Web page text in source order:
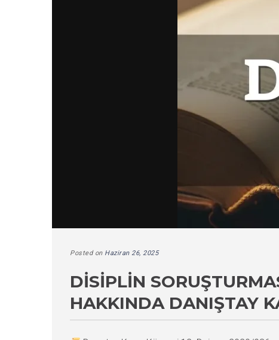
Posted on Haziran 26, 2025
DISIPLIN
HAKKINDA DANIŞTAY